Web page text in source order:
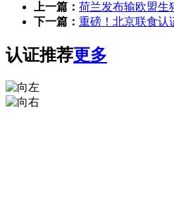
上一篇： 荷兰发布输欧盟生
下一篇： 重磅！北京联食认
认证推荐更多